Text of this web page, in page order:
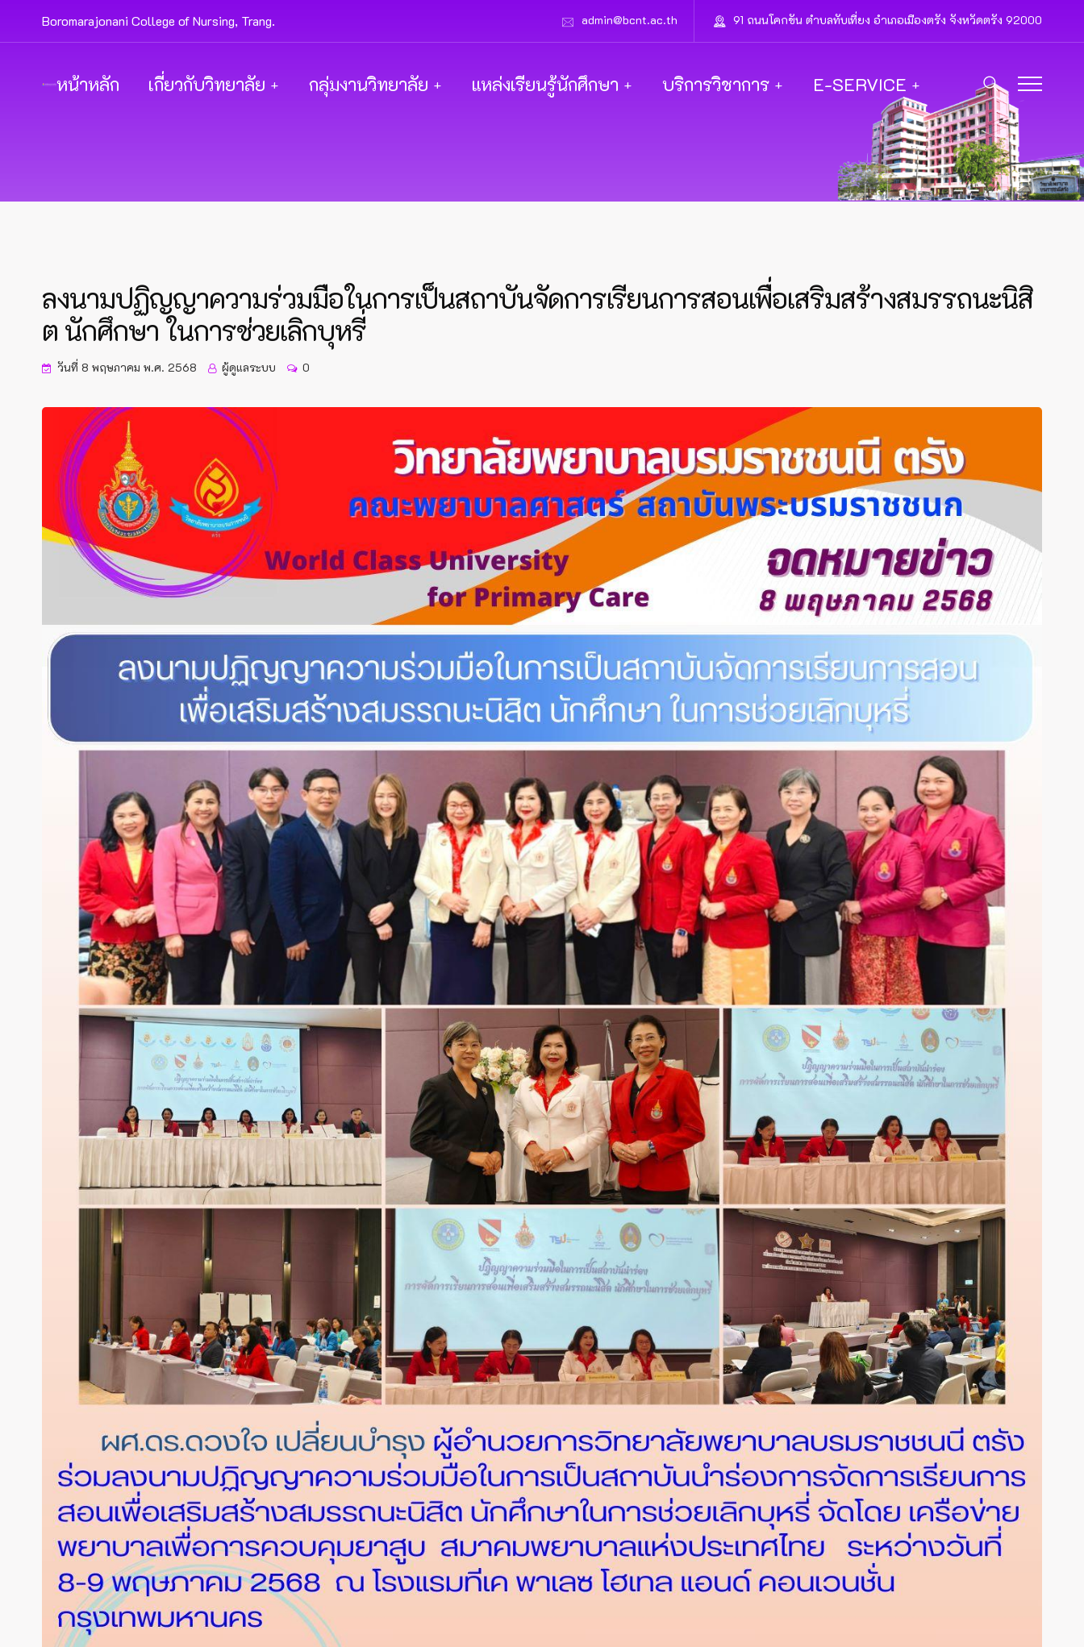
Boromarajonani College of Nursing, Trang. admin@bcnt.ac.th 91 ถนนโคกขัน ตำบลทับเที่ยง อำเภอเมืองตรัง จังหวัดตรัง 92000
หน้าหลัก เกี่ยวกับวิทยาลัย กลุ่มงานวิทยาลัย แหล่งเรียนรู้นักศึกษา บริการวิชาการ E-SERVICE
ลงนามปฏิญญาความร่วมมือในการเป็นสถาบันจัดการเรียนการสอนเพื่อเสริมสร้างสมรรถนะนิสิ
ต นักศึกษา ในการช่วยเลิกบุหรี่
วันที่ 8 พฤษภาคม พ.ศ. 2568 ผู้ดูแลระบบ 0